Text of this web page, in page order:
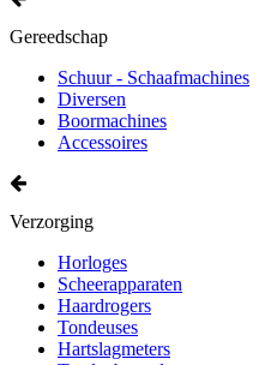
Gereedschap
Schuur - Schaafmachines
Diversen
Boormachines
Accessoires
Verzorging
Horloges
Scheerapparaten
Haardrogers
Tondeuses
Hartslagmeters